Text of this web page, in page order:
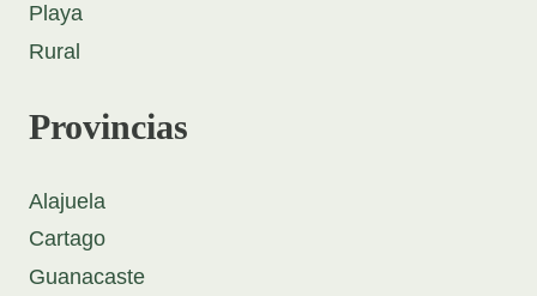
Playa
Rural
Provincias
Alajuela
Cartago
Guanacaste